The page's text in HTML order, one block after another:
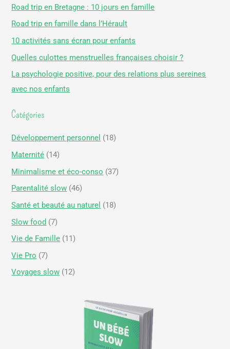
r
c
h
e
r
:
Road trip en Bretagne : 10 jours en famille
Road trip en famille dans l’Hérault
10 activités sans écran pour enfants
Quelles culottes menstruelles françaises choisir ?
La psychologie positive, pour des relations plus sereines
avec nos enfants
Catégories
Développement personnel (18)
Maternité (14)
Minimalisme et éco-conso (37)
Parentalité slow (46)
Santé et beauté au naturel (18)
Slow food (7)
Vie de Famille (11)
Vie Pro (7)
Voyages slow (12)